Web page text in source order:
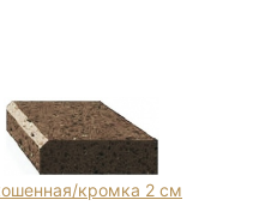
кромка 2 см